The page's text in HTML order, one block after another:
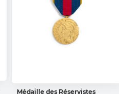
Médaille des Réservistes